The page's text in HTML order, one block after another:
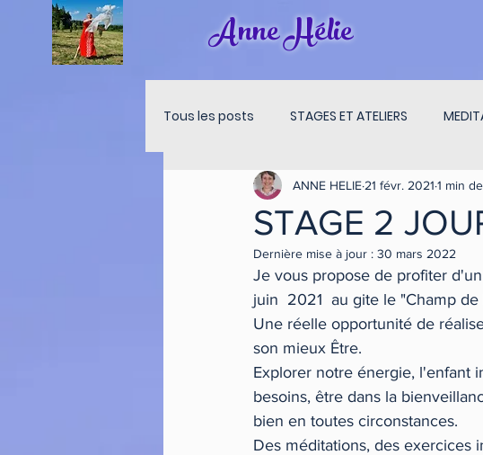
Anne Hélie
Tous les posts STAGES ET ATELIERS
MEDITATION LUNE MEDITATION CHAKRAS
STAGE 2
ANNE HELIE 21 févr. 2021 1 min
Dernière mise à jour : 30 mars 2022
Je vous propose de profiter
juin  2021  au gite le "Champ
Une réelle opportunité de
son mieux Être.
Explorer notre énergie, l'enfant
besoins, être dans la
bien en toutes circonstances.
Des méditations, des exercices